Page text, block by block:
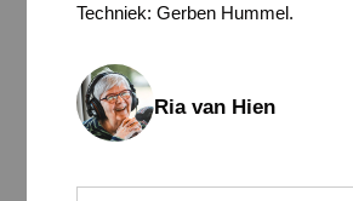
Techniek: Gerben Hummel.
Ria van Hien